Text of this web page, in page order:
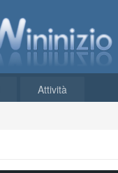
Attività